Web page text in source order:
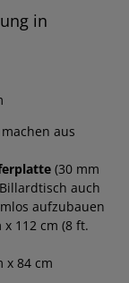
in
machen aus
(30 mm
auch
aufzubauen
x 112 cm (8 ft.
x 84 cm